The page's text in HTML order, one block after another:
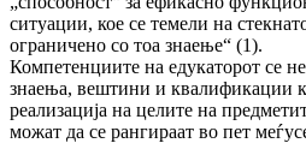
ситуации, кое се те­мели на
огра­ничено со тоа знаење“ (1).
Компетенциите на едукаторот се
знаења, вештини и квали­фи­ка­ции
реализација на це­лите на
можат да се рангираат во пет